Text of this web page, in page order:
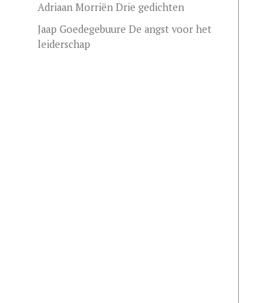
Adriaan Morriën Drie gedichten
Jaap Goedegebuure De angst voor het
leiderschap